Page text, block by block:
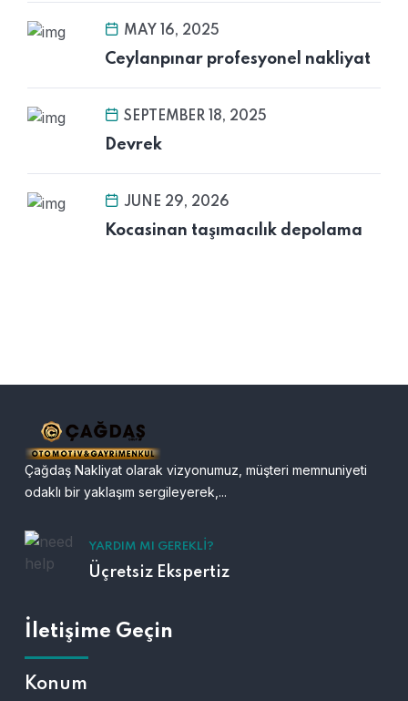
MAY 16, 2025
Ceylanpınar profesyonel nakliyat
SEPTEMBER 18, 2025
Devrek
JUNE 29, 2026
Kocasinan taşımacılık depolama
Çağdaş Nakliyat olarak vizyonumuz, müşteri memnuniyeti
odaklı bir yaklaşım sergileyerek,...
YARDIM MI GEREKLI?
Üçretsiz Ekspertiz
İletişime Geçin
Konum